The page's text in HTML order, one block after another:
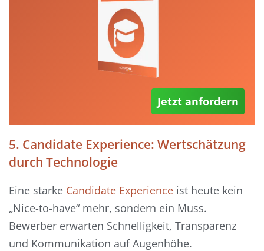
Jetzt anfordern
5. Candidate Experience: Wertschätzung
durch Technologie
Eine starke Candidate Experience ist heute kein
„Nice-to-have“ mehr, sondern ein Muss.
Bewerber erwarten Schnelligkeit, Transparenz
und Kommunikation auf Augenhöhe.